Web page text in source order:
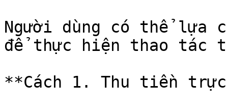
Người dùng có thể lựa
để thực hiện thao tác
**Cách 1. Thu tiền